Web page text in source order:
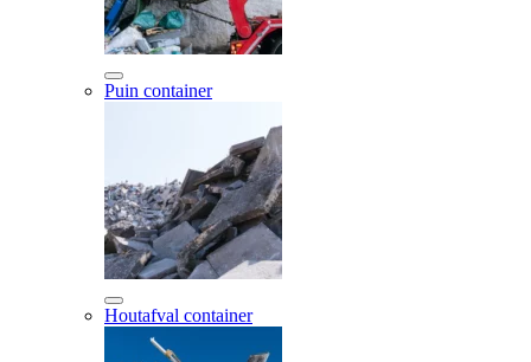
Puin container
Houtafval container